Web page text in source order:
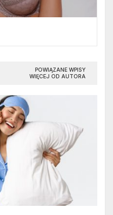
POWIĄZANE WPISY
WIĘCEJ OD AUTORA